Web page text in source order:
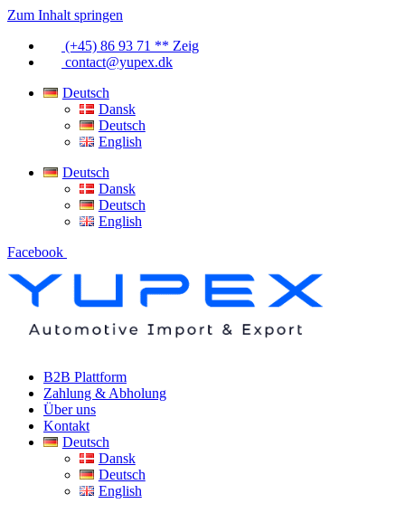
Zum Inhalt springen
(+45) 86 93 71 ** Zeig
contact@yupex.dk
Deutsch
Dansk
Deutsch
English
Deutsch
Dansk
Deutsch
English
Facebook
B2B Plattform
Zahlung & Abholung
Über uns
Kontakt
Deutsch
Dansk
Deutsch
English